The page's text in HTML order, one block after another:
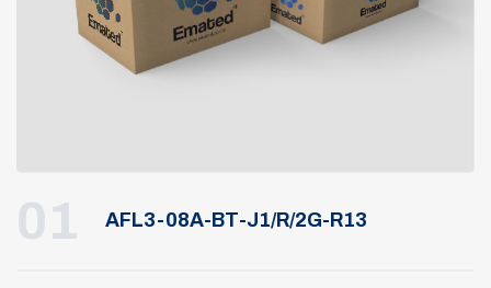
01 AFL3-08A-BT-J1/R/2G-R13